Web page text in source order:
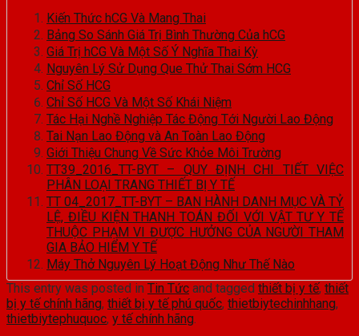
Kiến Thức hCG Và Mang Thai
Bảng So Sánh Giá Trị Bình Thường Của hCG
Giá Trị hCG Và Một Số Ý Nghĩa Thai Kỳ
Nguyên Lý Sử Dụng Que Thử Thai Sớm HCG
Chỉ Số HCG
Chỉ Số HCG Và Một Số Khái Niệm
Tác Hại Nghề Nghiệp Tác Động Tới Người Lao Động
Tai Nạn Lao Động và An Toàn Lao Động
Giới Thiệu Chung Về Sức Khỏe Môi Trường
TT39_2016_TT-BYT – QUY ĐỊNH CHI TIẾT VIỆC
PHÂN LOẠI TRANG THIẾT BỊ Y TẾ
TT 04_2017_TT-BYT – BAN HÀNH DANH MỤC VÀ TỶ
LỆ, ĐIỀU KIỆN THANH TOÁN ĐỐI VỚI VẬT TƯ Y TẾ
THUỘC PHẠM VI ĐƯỢC HƯỞNG CỦA NGƯỜI THAM
GIA BẢO HIỂM Y TẾ
Máy Thở Nguyên Lý Hoạt Động Như Thế Nào
This entry was posted in Tin Tức and tagged thiết bị y tế, thiết
bị y tế chính hãng, thiết bị y tế phú quốc, thietbiytechinhhang,
thietbiytephuquoc, y tế chính hãng.